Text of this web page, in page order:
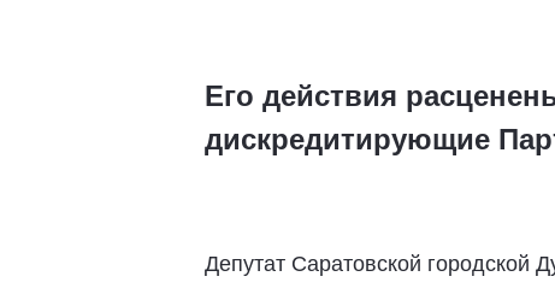
Его действия
дискредитирующие
Депутат Саратовской городской